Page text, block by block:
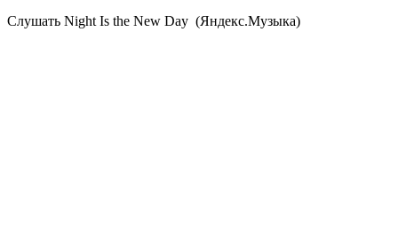
Cлушать Night Is the New Day (Яндекс.Музыка)